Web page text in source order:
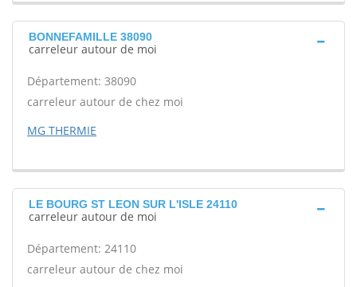
BONNEFAMILLE 38090
carreleur autour de moi
Département: 38090
carreleur autour de chez moi
MG THERMIE
LE BOURG ST LEON SUR L'ISLE 24110
carreleur autour de moi
Département: 24110
carreleur autour de chez moi